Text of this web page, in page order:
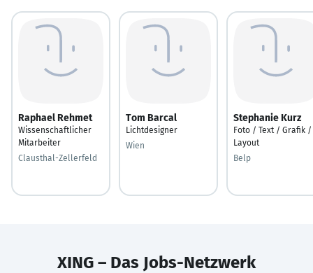
Raphael Rehmet
Wissenschaftlicher
Mitarbeiter
Clausthal-Zellerfeld
Tom Barcal
Lichtdesigner
Wien
Stephanie Kurz
Foto / Text / Grafik /
Layout
Belp
XING – Das Jobs-Netzwerk